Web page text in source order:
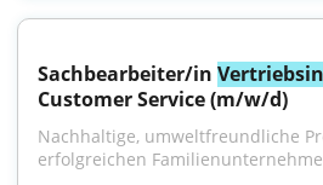
Sachbearbeiter/in
Customer Service (m/w/d)
Nachhaltige, umweltfreundliche
erfolgreichen